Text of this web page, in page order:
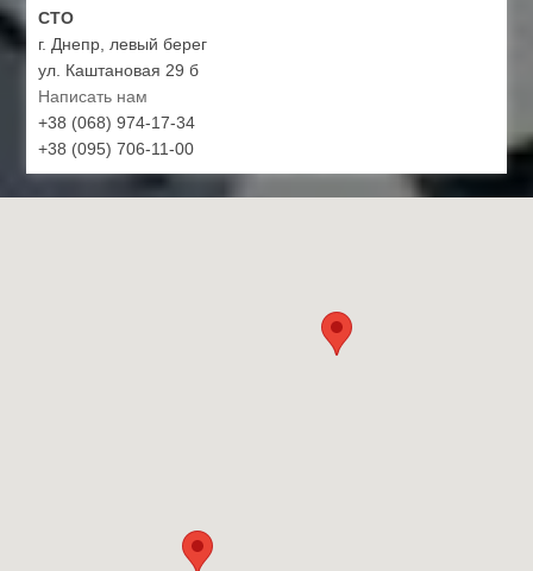
СТО
г. Днепр, левый берег
ул. Каштановая 29 б
Написать нам
+38 (068) 974-17-34
+38 (095) 706-11-00